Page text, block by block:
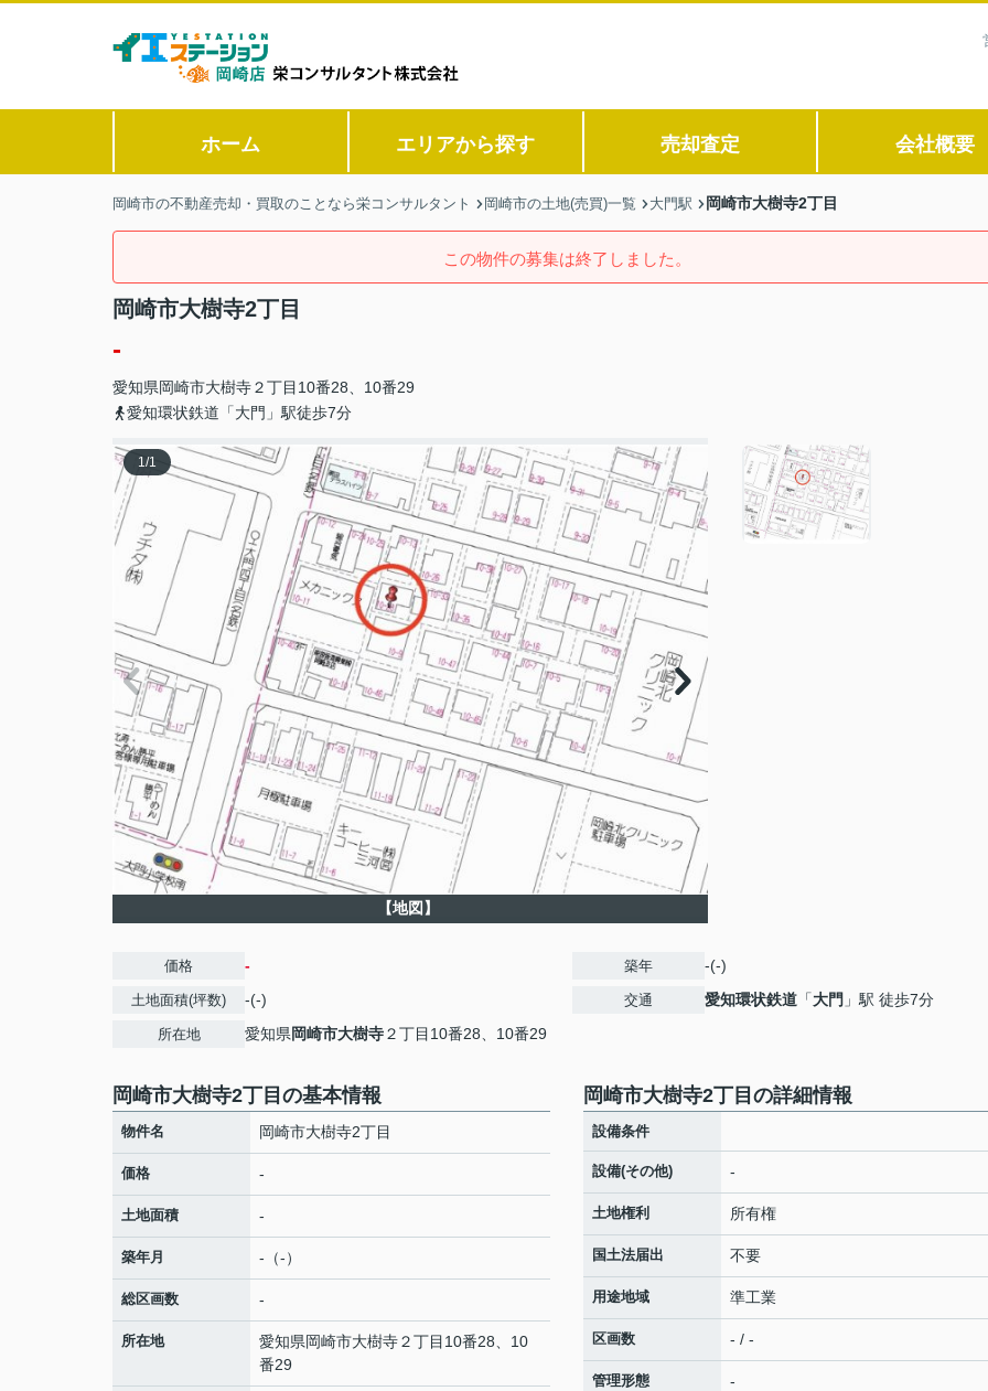
ホーム エリアから探す 売却査定 会社概要
岡崎市の不動産売却・買取のことなら栄コンサルタント 岡崎市の土地(売買)一覧 大門駅 岡崎市大樹寺2丁目
この物件の募集は終了しました。
岡崎市大樹寺2丁目
-
愛知県岡崎市大樹寺２丁目10番28、10番29
愛知環状鉄道「大門」駅徒歩7分
1/1
【地図】
価格 -
土地面積(坪数) -(-)
所在地 愛知県岡崎市大樹寺２丁目10番28、10番29
築年 -(-)
交通 愛知環状鉄道 「大門 」駅 徒歩7分
岡崎市大樹寺2丁目の基本情報
物件名 岡崎市大樹寺2丁目
価格 -
土地面積 -
築年月 -（-）
総区画数 -
所在地 愛知県岡崎市大樹寺２丁目10番28、10
番29
岡崎市大樹寺2丁目の詳細情報
設備条件
設備(その他) -
土地権利 所有権
国土法届出 不要
用途地域 準工業
区画数 - / -
管理形態 -